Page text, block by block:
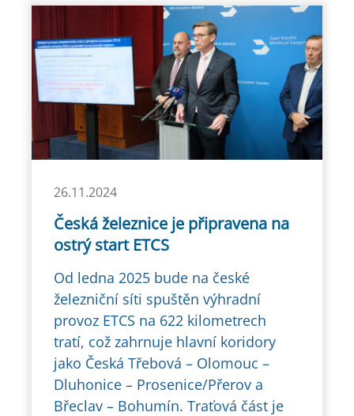
26.11.2024
Česká železnice je připravena na
ostrý start ETCS
Od ledna 2025 bude na české
železniční síti spuštěn výhradní
provoz ETCS na 622 kilometrech
tratí, což zahrnuje hlavní koridory
jako Česká Třebová – Olomouc –
Dluhonice – Prosenice/Přerov a
Břeclav – Bohumín. Traťová část je